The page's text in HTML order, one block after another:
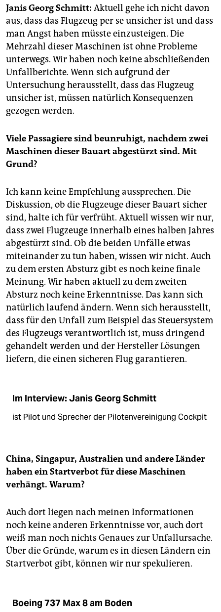
epaper login
Janis Georg Schmitt: Aktuell gehe ich nicht davon
aus, dass das Flugzeug per se unsicher ist und dass
man Angst haben müsste einzusteigen. Die
Mehrzahl dieser Maschinen ist ohne Probleme
unterwegs. Wir haben noch keine abschließenden
Unfallberichte. Wenn sich aufgrund der
Untersuchung herausstellt, dass das Flugzeug
unsicher ist, müssen natürlich Konsequenzen
gezogen werden.
Viele Passagiere sind beunruhigt, nachdem zwei
Maschinen dieser Bauart abgestürzt sind. Mit
Grund?
Ich kann keine Empfehlung aussprechen. Die
Diskussion, ob die Flugzeuge dieser Bauart sicher
sind, halte ich für verfrüht. Aktuell wissen wir nur,
dass zwei Flugzeuge innerhalb eines halben Jahres
abgestürzt sind. Ob die beiden Unfälle etwas
miteinander zu tun haben, wissen wir nicht. Auch
zu dem ersten Absturz gibt es noch keine finale
Meinung. Wir haben aktuell zu dem zweiten
Absturz noch keine Erkenntnisse. Das kann sich
natürlich laufend ändern. Wenn sich herausstellt,
dass für den Unfall zum Beispiel das Steuersystem
des Flugzeugs verantwortlich ist, muss dringend
gehandelt werden und der Hersteller Lösungen
liefern, die einen sicheren Flug garantieren.
Im Interview: Janis Georg Schmitt
ist Pilot und Sprecher der Pilotenvereinigung Cockpit
China, Singapur, Australien und andere Länder
haben ein Startverbot für diese Maschinen
verhängt. Warum?
Auch dort liegen nach meinen Informationen
noch keine anderen Erkenntnisse vor, auch dort
weiß man noch nichts Genaues zur Unfallursache.
Über die Gründe, warum es in diesen Ländern ein
Startverbot gibt, können wir nur spekulieren.
Boeing 737 Max 8 am Boden